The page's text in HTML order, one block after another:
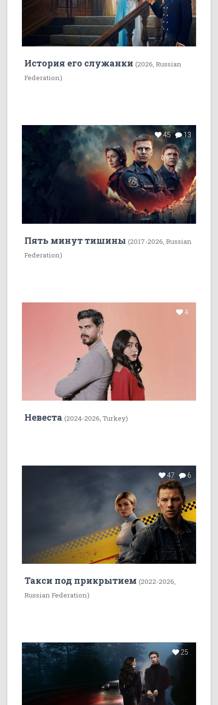
История его служанки (2026, Russian
Federation)
45 13
Пять минут тишины (2017-2026, Russian
Federation)
4
Невеста (2024-2026, Turkey)
47 6
Такси под прикрытием (2022-2026,
Russian Federation)
25